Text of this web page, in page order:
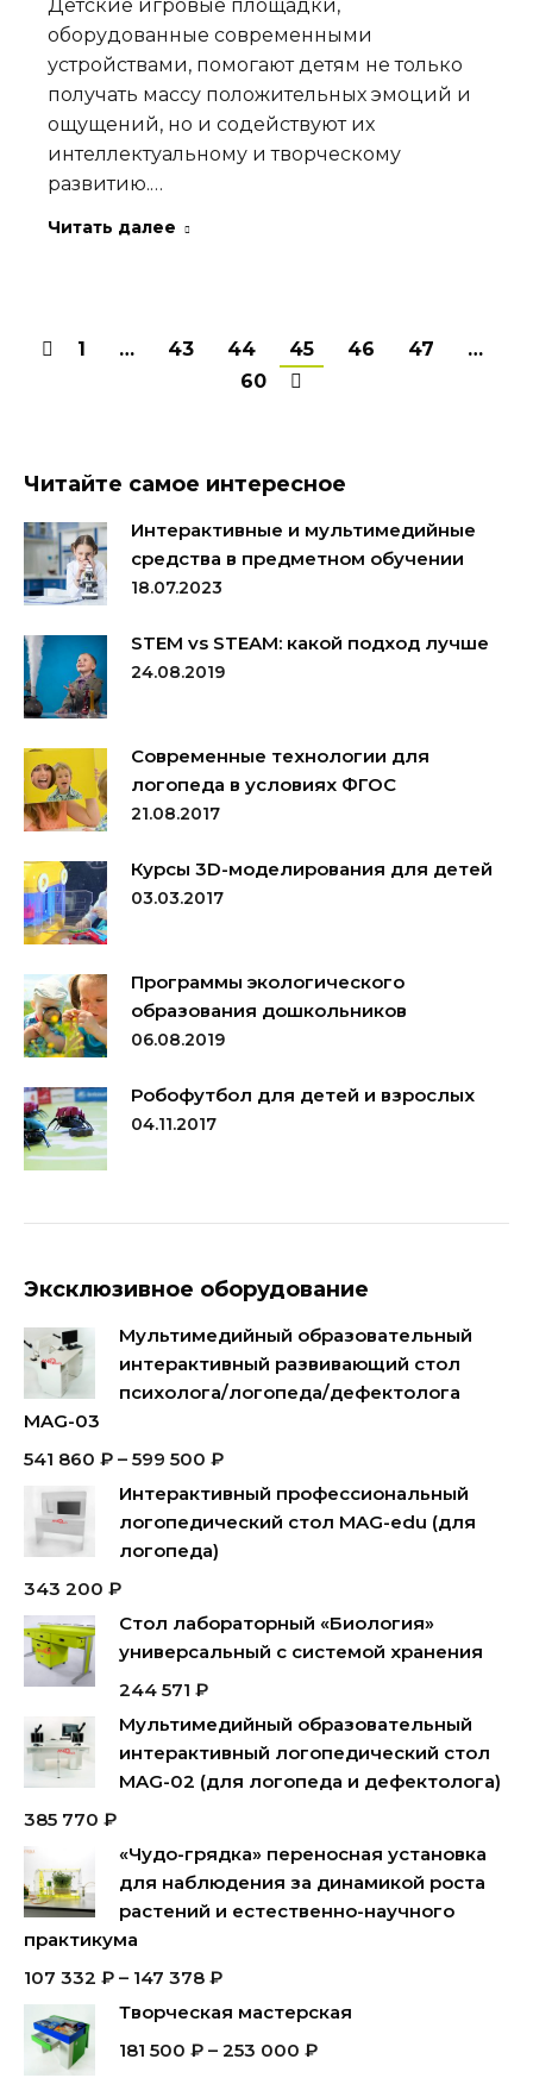
Детские игровые площадки,
оборудованные современными
устройствами, помогают детям не только
получать массу положительных эмоций и
ощущений, но и содействуют их
интеллектуальному и творческому
развитию.…
Читать далее
1 … 43 44 45 46 47
…
60
Читайте самое интересное
Интерактивные и мультимедийные
средства в предметном обучении
18.07.2023
STEM vs STEAM: какой подход лучше
24.08.2019
Современные технологии для
логопеда в условиях ФГОС
21.08.2017
Курсы 3D-моделирования для детей
03.03.2017
Программы экологического
образования дошкольников
06.08.2019
Робофутбол для детей и взрослых
04.11.2017
Эксклюзивное оборудование
Мультимедийный образовательный
интерактивный развивающий стол
психолога/логопеда/дефектолога
MAG-03
541 860 ₽ – 599 500 ₽
Интерактивный профессиональный
логопедический стол MAG-edu (для
логопеда)
343 200 ₽
Стол лабораторный «Биология»
универсальный с системой хранения
244 571 ₽
Мультимедийный образовательный
интерактивный логопедический стол
MAG-02 (для логопеда и дефектолога)
385 770 ₽
«Чудо-грядка» переносная установка
для наблюдения за динамикой роста
растений и естественно-научного
практикума
107 332 ₽ – 147 378 ₽
Творческая мастерская
181 500 ₽ – 253 000 ₽